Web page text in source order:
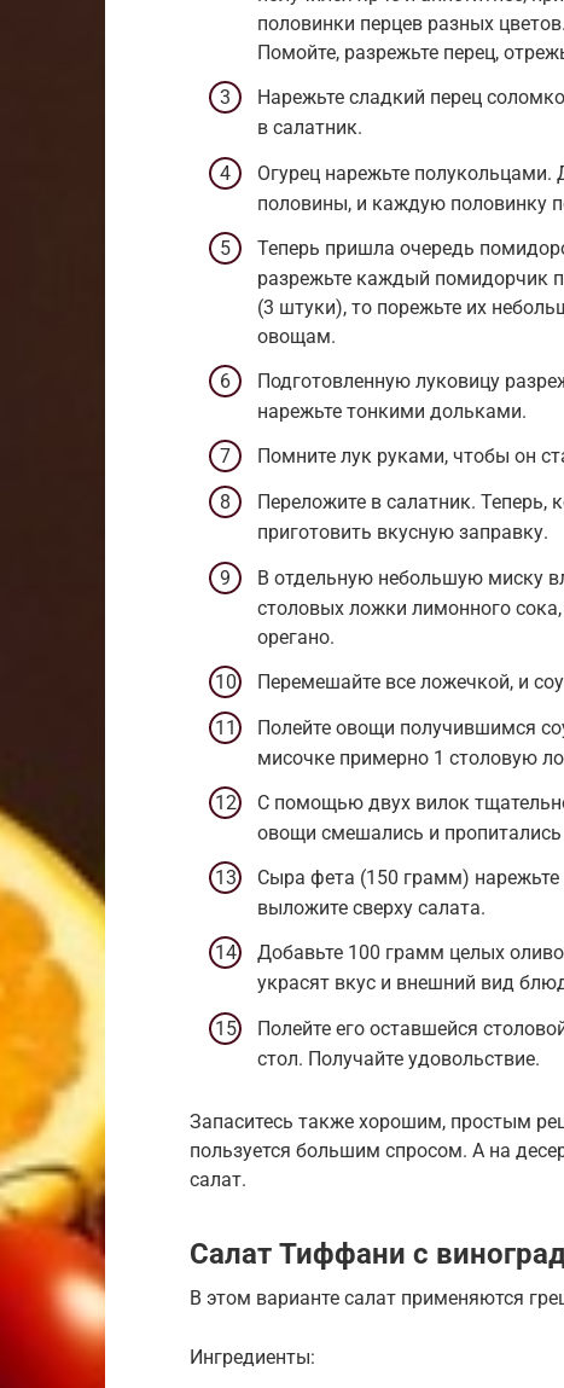
половинки перцев разных
Помойте, разрежьте перец,
Нарежьте сладкий перец
в салатник.
Огурец нарежьте полукольцами.
половины, и каждую половинку
Теперь пришла очередь
разрежьте каждый помидорчик
(3 штуки), то порежьте их
овощам.
Подготовленную луковицу
нарежьте тонкими дольками.
Помните лук руками, чтобы он
Переложите в салатник.
приготовить вкусную заправку.
В отдельную небольшую миску
столовых ложки лимонного
орегано.
Перемешайте все ложечкой, и
Полейте овощи получившимся
мисочке примерно 1 столовую
С помощью двух вилок
овощи смешались и
Сыра фета (150 грамм)
выложите сверху салата.
Добавьте 100 грамм целых
украсят вкус и внешний вид
Полейте его оставшейся
стол. Получайте удовольствие.
Запаситесь также хорошим, простым
пользуется большим спросом. А на
салат.
Салат Тиффани с
В этом варианте салат применяются
Ингредиенты: